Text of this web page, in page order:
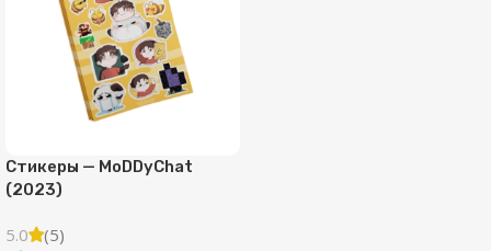
Стикеры — MoDDyChat
(2023)
5.0
(5)